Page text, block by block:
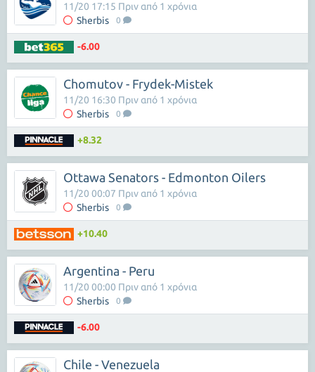
Sherbis 0
11/20 17:15 Πριν από 1 χρόνια
-6.00
Chomutov - Frydek-Mistek
Sherbis 0
11/20 16:30 Πριν από 1 χρόνια
+8.32
Ottawa Senators - Edmonton Oilers
Sherbis 0
11/20 00:07 Πριν από 1 χρόνια
+10.40
Argentina - Peru
Sherbis 0
11/20 00:00 Πριν από 1 χρόνια
-6.00
Chile - Venezuela